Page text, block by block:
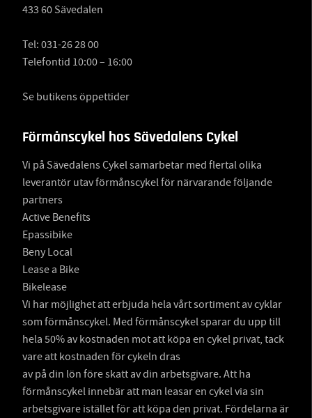
433 60 Sävedalen
Tel: 031-26 28 00
Telefontid 10:00 – 16:00
Se butikens öppettider
Förmånscykel hos Sävedalens Cykel
Vi på Sävedalens Cykel samarbetar med flertal olika
leverantör utav förmånscykel för närvarande följande
partners
Active Benefits
Epassibike
Beny Local
Lease a Bike
Bikelease
Vi har möjlighet att erbjuda hela vårt sortiment av cyklar
som förmånscykel. Med förmånscykel sparar du upp till
hela 50% av kostnaden mot att köpa en cykel privat, tack
vare att kostnaden för cykeln dras
av på din lön före skatt av din arbetsgivare. Att ha
förmånscykel innebär att man leasar en cykel via sin
arbetsgivare istället för att köpa den privat. Fördelarna är